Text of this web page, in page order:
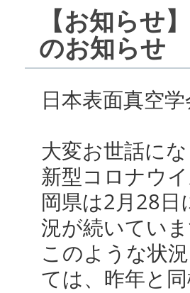
【お知らせ
のお知らせ
日本表面真空
大変お世話に
新型コロナウ
岡県は2月28
況が続いていま
このような状
ては、昨年と